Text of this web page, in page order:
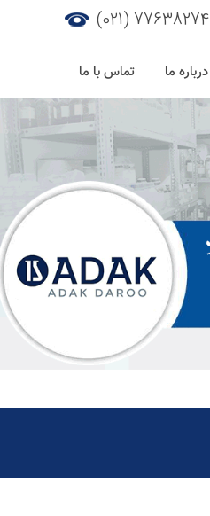
77638274 (021)
درباره ما تماس با ما